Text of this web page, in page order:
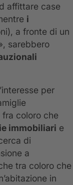
affittare case
i
a fronte di un
sarebbero
per
coloro che
immobiliari e
di
a
tra coloro che
in